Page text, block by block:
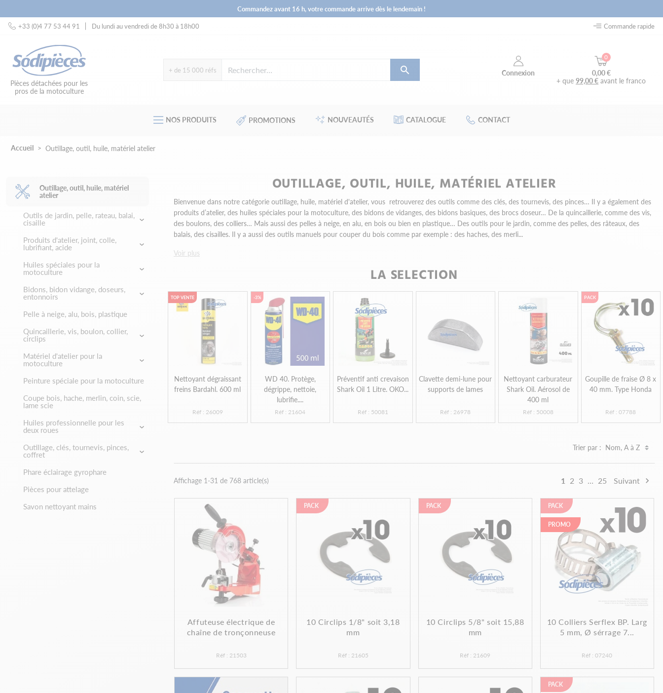
Commandez avant 16 h, votre commande arrive dès le lendemain !
+33 (0)4 77 53 44 91
Du lundi au vendredi de 8h30 à 18h00 Commande rapide
Pièces détachées pour les
pros de la motoculture
+ de 15 000 réfs  Connexion
0
0,00 €
+ que99,00 € avant le franco
NOS PRODUITS PROMOTIONS NOUVEAUTÉS CATALOGUE CONTACT
Accueil Outillage, outil, huile, matériel atelier
Outillage, outil, huile, matériel
atelier
Outils de jardin, pelle, rateau, balai,
cisaille
Produits d'atelier, joint, colle,
lubrifiant, acide
Huiles spéciales pour la
motoculture
Bidons, bidon vidange, doseurs,
entonnoirs
Pelle à neige, alu, bois, plastique
Quincaillerie, vis, boulon, collier,
circlips
Matériel d'atelier pour la
motoculture
Peinture spéciale pour la motoculture
Coupe bois, hache, merlin, coin, scie,
lame scie
Huiles professionnelle pour les
deux roues
Outillage, clés, tournevis, pinces,
coffret
Phare éclairage gyrophare
Pièces pour attelage
Savon nettoyant mains
OUTILLAGE, OUTIL, HUILE, MATÉRIEL ATELIER
Bienvenue dans notre catégorie outillage, huile, matériel d'atelier, vous retrouverez des outils comme des clés, des tournevis, des pinces… Il y a également des
produits d’atelier, des huiles spéciales pour la motoculture, des bidons de vidanges, des bidons basiques, des brocs doseur… De la quincaillerie, comme des vis,
des boulons, des colliers… Mais aussi des pelles à neige, en alu, en bois ou bien en plastique… Des outils pour le jardin, comme des pelles, des râteaux, des
balais, des cisailles. Il y a aussi des outils manuels pour couper du bois comme par exemple : des haches, des merli...
Voir plus
LA SELECTION
Nettoyant dégraissant
freins Bardahl. 600 ml
Réf : 26009
TOP VENTE
WD 40. Protège,
dégrippe, nettoie,
lubrifie....
Réf : 21604
-3%
Préventif anti crevaison
Shark Oil 1 Litre. OKO...
Réf : 50081
Clavette demi-lune pour
supports de lames
Réf : 26978
Nettoyant carburateur
Shark Oil. Aérosol de
400 ml
Réf : 50008
Goupille de fraise Ø 8 x
40 mm. Type Honda
Réf : 07788
PACK
Trier par :
Affichage 1-31 de 768 article(s) 1 2 3 … 25 Suivant 
Affuteuse électrique de
chaîne de tronçonneuse
Réf : 21503
10 Circlips 1/8" soit 3,18
mm
Réf : 21605
PACK
10 Circlips 5/8" soit 15,88
mm
Réf : 21609
PACK
10 Colliers Serflex BP. Larg
5 mm, Ø sérrage 7...
Réf : 07240
PACK
PROMO
PACK